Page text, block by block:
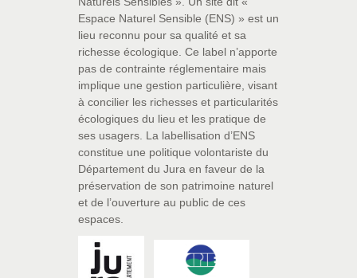
Espace Naturel Sensible (ENS) » est un
lieu reconnu pour sa qualité et sa
richesse écologique. Ce label n’apporte
pas de contrainte réglementaire mais
implique une gestion particulière, visant
à concilier les richesses et particularités
écologiques du lieu et les pratique de
ses usagers. La labellisation d’ENS
constitue une politique volontariste du
Département du Jura en faveur de la
préservation de son patrimoine naturel
et de l’ouverture au public de ces
espaces.